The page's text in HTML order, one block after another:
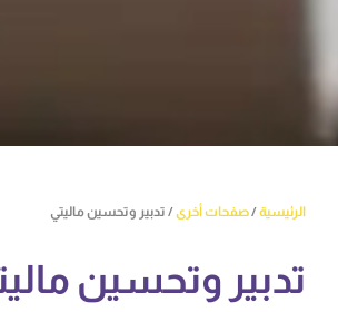
الرئيسية/صفحات أخرى/ تدبير وتحسين ماليتي
تدبير وتحسين